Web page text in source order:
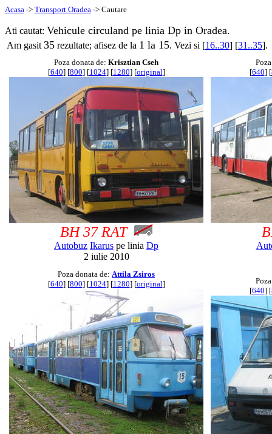
Acasa -> Transport Oradea -> Cautare
Ati cautat: Vehicule circuland pe linia Dp in Oradea.
Am gasit 35 rezultate; afisez de la 1 la 15. Vezi si [16..30] [31..35].
Poza donata de: Krisztian Cseh
[640] [800] [1024] [1280] [original]
BH 37 RAT
Autobuz Ikarus pe linia Dp
2 iulie 2010
[640] [
Poza donata de: Attila Zsiros
[640] [800] [1024] [1280] [original]
[640] [